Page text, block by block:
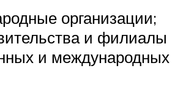
организации;
и филиалы
и международных